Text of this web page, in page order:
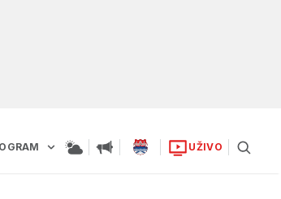
UŽIVO